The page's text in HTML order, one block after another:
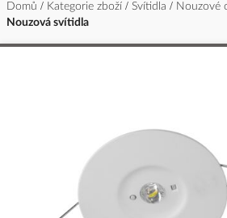
Domů Kategorie zboží Svítidla
Nouzové
Nouzová svítidla